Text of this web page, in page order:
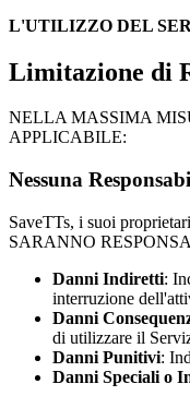
L'UTILIZZO DEL
Limitazione di
NELLA MASSIMA
APPLICABILE:
Nessuna
SaveTTs, i suoi
SARANNO
Danni Indiretti:
interruzione
Danni
di utilizzare il
Danni Punitivi:
Danni Speciali o